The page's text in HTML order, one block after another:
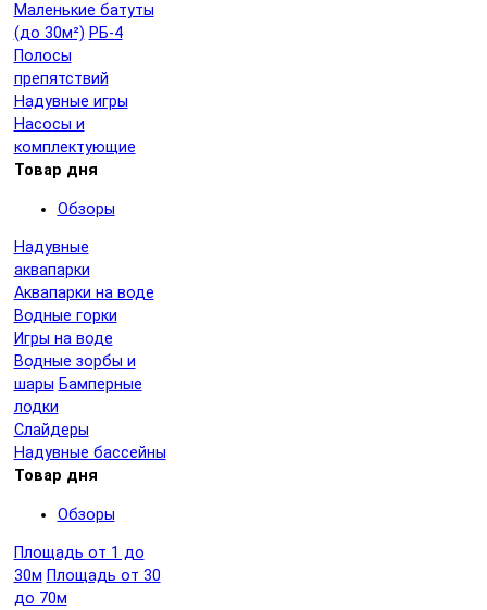
Маленькие батуты
(до 30м²) РБ-4
Полосы
препятствий
Надувные игры
Насосы и
комплектующие
Товар дня
Обзоры
Надувные
аквапарки
Аквапарки на воде
Водные горки
Игры на воде
Водные зорбы и
шары Бамперные
лодки
Слайдеры
Надувные бассейны
Товар дня
Обзоры
Площадь от 1 до
30м Площадь от 30
до 70м